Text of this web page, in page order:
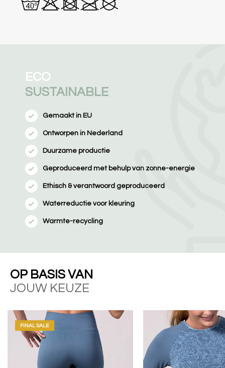
ECO
SUSTAINABLE
Gemaakt in EU
Ontworpen in Nederland
Duurzame productie
Geproduceerd met behulp van zonne-energie
Ethisch & verantwoord geproduceerd
Waterreductie voor kleuring
Warmte-recycling
OP BASIS VAN
JOUW KEUZE
FINAL SALE